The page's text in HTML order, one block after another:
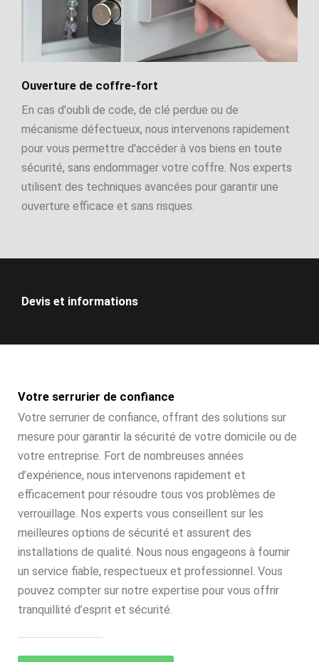
Ouverture de coffre-fort
En cas d'oubli de code, de clé perdue ou de
mécanisme défectueux, nous intervenons rapidement
pour vous permettre d'accéder à vos biens en toute
sécurité, sans endommager votre coffre. Nos experts
utilisent des techniques avancées pour garantir une
ouverture efficace et sans risques.
Devis et informations
Votre serrurier de confiance
Votre serrurier de confiance, offrant des solutions sur
mesure pour garantir la sécurité de votre domicile ou de
votre entreprise. Fort de nombreuses années
d’expérience, nous intervenons rapidement et
efficacement pour résoudre tous vos problèmes de
verrouillage. Nos experts vous conseillent sur les
meilleures options de sécurité et assurent des
installations de qualité. Nous nous engageons à fournir
un service fiable, respectueux et professionnel. Vous
pouvez compter sur notre expertise pour vous offrir
tranquillité d’esprit et sécurité.